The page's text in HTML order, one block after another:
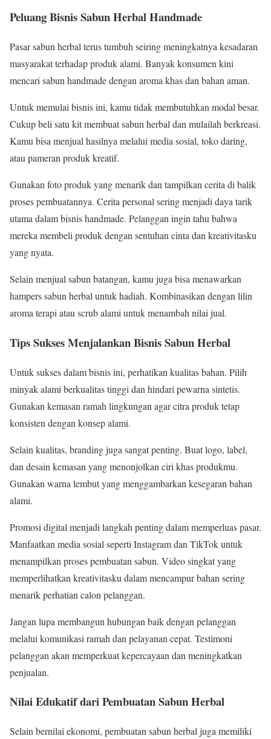
Peluang Bisnis Sabun Herbal Handmade
Pasar sabun herbal terus tumbuh seiring meningkatnya kesadaran
masyarakat terhadap produk alami. Banyak konsumen kini
mencari sabun handmade dengan aroma khas dan bahan aman.
Untuk memulai bisnis ini, kamu tidak membutuhkan modal besar.
Cukup beli satu kit membuat sabun herbal dan mulailah berkreasi.
Kamu bisa menjual hasilnya melalui media sosial, toko daring,
atau pameran produk kreatif.
Gunakan foto produk yang menarik dan tampilkan cerita di balik
proses pembuatannya. Cerita personal sering menjadi daya tarik
utama dalam bisnis handmade. Pelanggan ingin tahu bahwa
mereka membeli produk dengan sentuhan cinta dan kreativitasku
yang nyata.
Selain menjual sabun batangan, kamu juga bisa menawarkan
hampers sabun herbal untuk hadiah. Kombinasikan dengan lilin
aroma terapi atau scrub alami untuk menambah nilai jual.
Tips Sukses Menjalankan Bisnis Sabun Herbal
Untuk sukses dalam bisnis ini, perhatikan kualitas bahan. Pilih
minyak alami berkualitas tinggi dan hindari pewarna sintetis.
Gunakan kemasan ramah lingkungan agar citra produk tetap
konsisten dengan konsep alami.
Selain kualitas, branding juga sangat penting. Buat logo, label,
dan desain kemasan yang menonjolkan ciri khas produkmu.
Gunakan warna lembut yang menggambarkan kesegaran bahan
alami.
Promosi digital menjadi langkah penting dalam memperluas pasar.
Manfaatkan media sosial seperti Instagram dan TikTok untuk
menampilkan proses pembuatan sabun. Video singkat yang
memperlihatkan kreativitasku dalam mencampur bahan sering
menarik perhatian calon pelanggan.
Jangan lupa membangun hubungan baik dengan pelanggan
melalui komunikasi ramah dan pelayanan cepat. Testimoni
pelanggan akan memperkuat kepercayaan dan meningkatkan
penjualan.
Nilai Edukatif dari Pembuatan Sabun Herbal
Selain bernilai ekonomi, pembuatan sabun herbal juga memiliki